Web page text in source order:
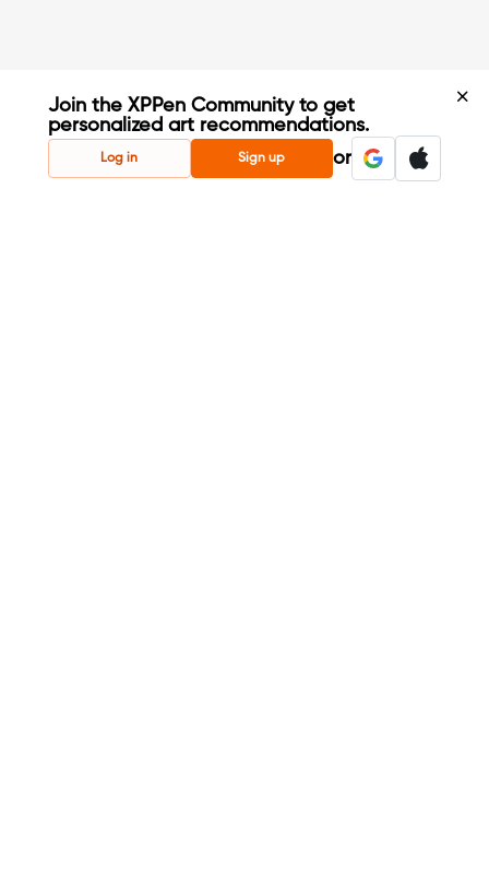
Join the XPPen Community to get
personalized art recommendations.
Log in Sign up or
Create Account